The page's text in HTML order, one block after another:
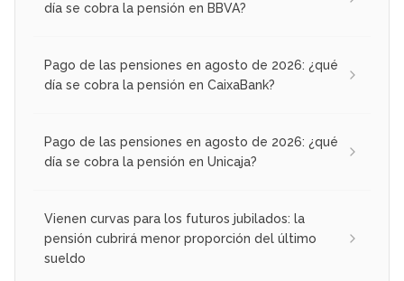
día se cobra la pensión en BBVA?
Pago de las pensiones en agosto de 2026: ¿qué
día se cobra la pensión en CaixaBank?
Pago de las pensiones en agosto de 2026: ¿qué
día se cobra la pensión en Unicaja?
Vienen curvas para los futuros jubilados: la
pensión cubrirá menor proporción del último
sueldo